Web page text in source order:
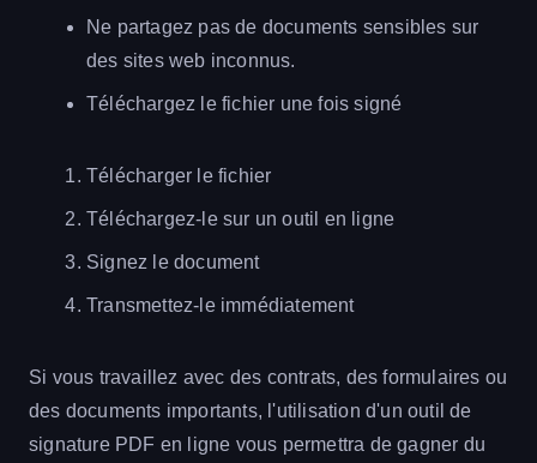
Ne partagez pas de documents sensibles sur
des sites web inconnus.
Téléchargez le fichier une fois signé
Télécharger le fichier
Téléchargez-le sur un outil en ligne
Signez le document
Transmettez-le immédiatement
Si vous travaillez avec des contrats, des formulaires ou
des documents importants, l'utilisation d'un outil de
signature PDF en ligne vous permettra de gagner du